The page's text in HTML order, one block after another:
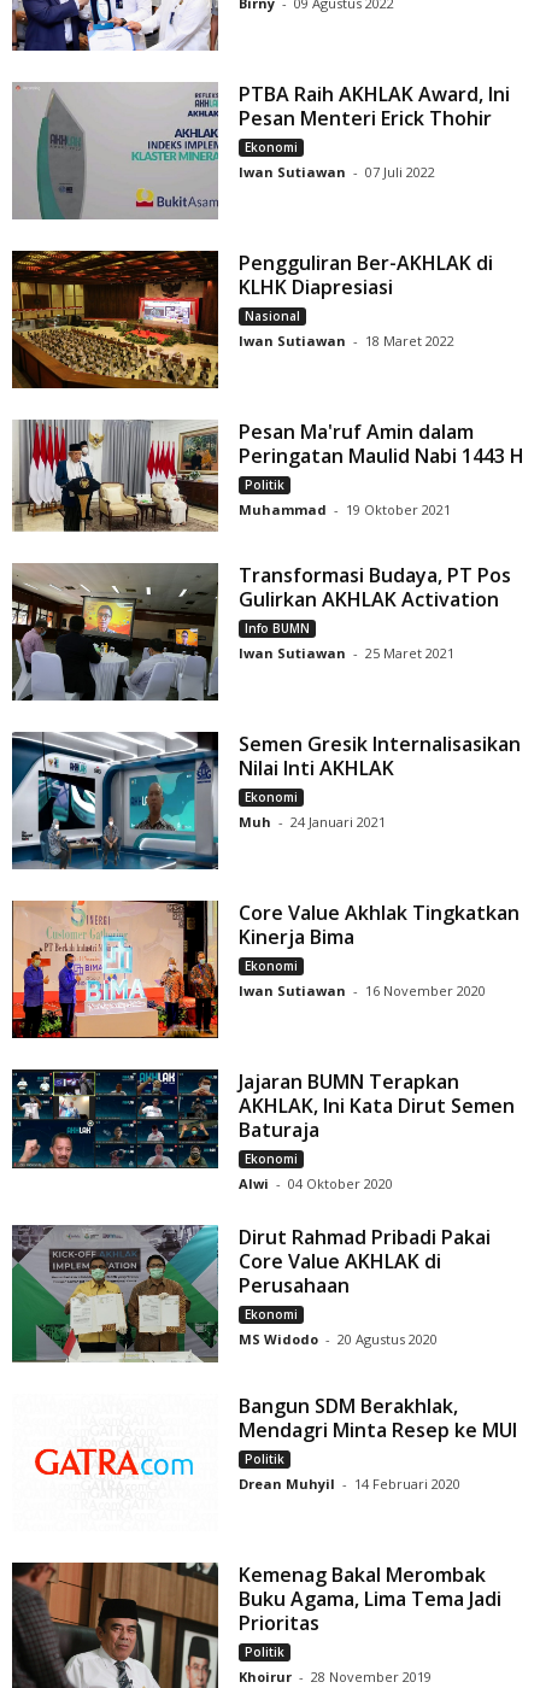
PTBA Raih AKHLAK Award, Ini
Pesan Menteri Erick Thohir
Ekonomi
Iwan Sutiawan - 07 Juli 2022
Pengguliran Ber-AKHLAK di
KLHK Diapresiasi
Nasional
Iwan Sutiawan - 18 Maret 2022
Pesan Ma'ruf Amin dalam
Peringatan Maulid Nabi 1443 H
Politik
Muhammad - 19 Oktober 2021
Transformasi Budaya, PT Pos
Gulirkan AKHLAK Activation
Info BUMN
Iwan Sutiawan - 25 Maret 2021
Semen Gresik Internalisasikan
Nilai Inti AKHLAK
Ekonomi
Muh - 24 Januari 2021
Core Value Akhlak Tingkatkan
Kinerja Bima
Ekonomi
Iwan Sutiawan - 16 November 2020
Jajaran BUMN Terapkan
AKHLAK, Ini Kata Dirut Semen
Baturaja
Ekonomi
Alwi - 04 Oktober 2020
Dirut Rahmad Pribadi Pakai
Core Value AKHLAK di
Perusahaan
Ekonomi
MS Widodo - 20 Agustus 2020
Bangun SDM Berakhlak,
Mendagri Minta Resep ke MUI
Politik
Drean Muhyil - 14 Februari 2020
Kemenag Bakal Merombak
Buku Agama, Lima Tema Jadi
Prioritas
Politik
Khoirur - 28 November 2019